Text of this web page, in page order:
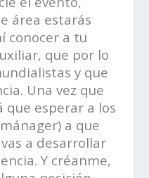
área estarás
conocer a tu
que por lo
y que
Una vez que
que esperar a los
a que
a desarrollar
Y créanme,